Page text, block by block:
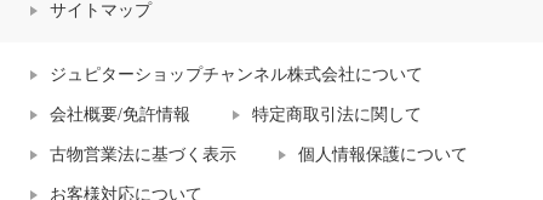
サイトマップ
ジュピターショップチャンネル株式会社について
会社概要/免許情報 特定商取引法に関して
古物営業法に基づく表示 個人情報保護について
お客様対応について